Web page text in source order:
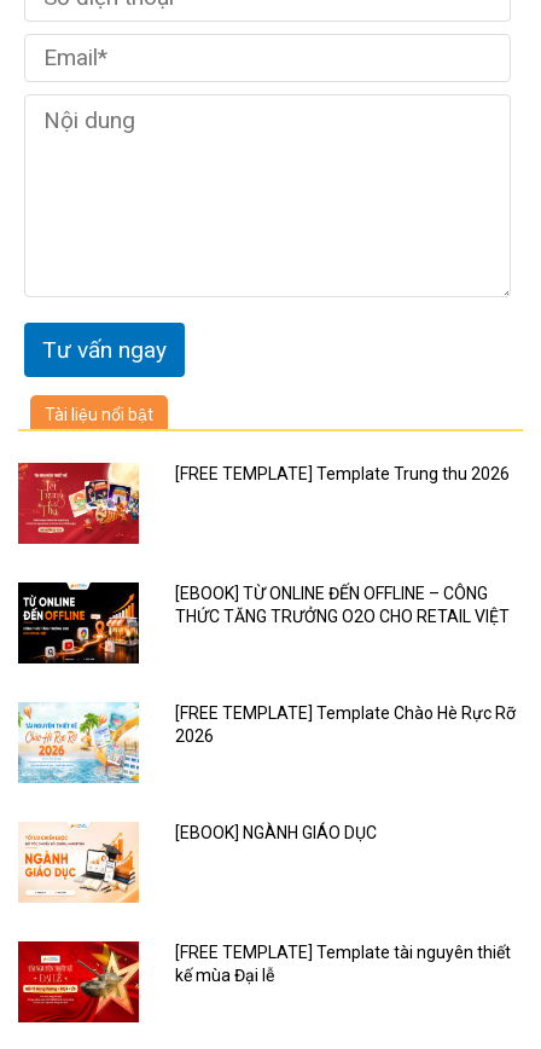
Tài liệu nổi bật
[FREE TEMPLATE] Template Trung thu 2026
[EBOOK] TỪ ONLINE ĐẾN OFFLINE – CÔNG
THỨC TĂNG TRƯỞNG O2O CHO RETAIL VIỆT
[FREE TEMPLATE] Template Chào Hè Rực Rỡ
2026
[EBOOK] NGÀNH GIÁO DỤC
[FREE TEMPLATE] Template tài nguyên thiết
kế mùa Đại lễ